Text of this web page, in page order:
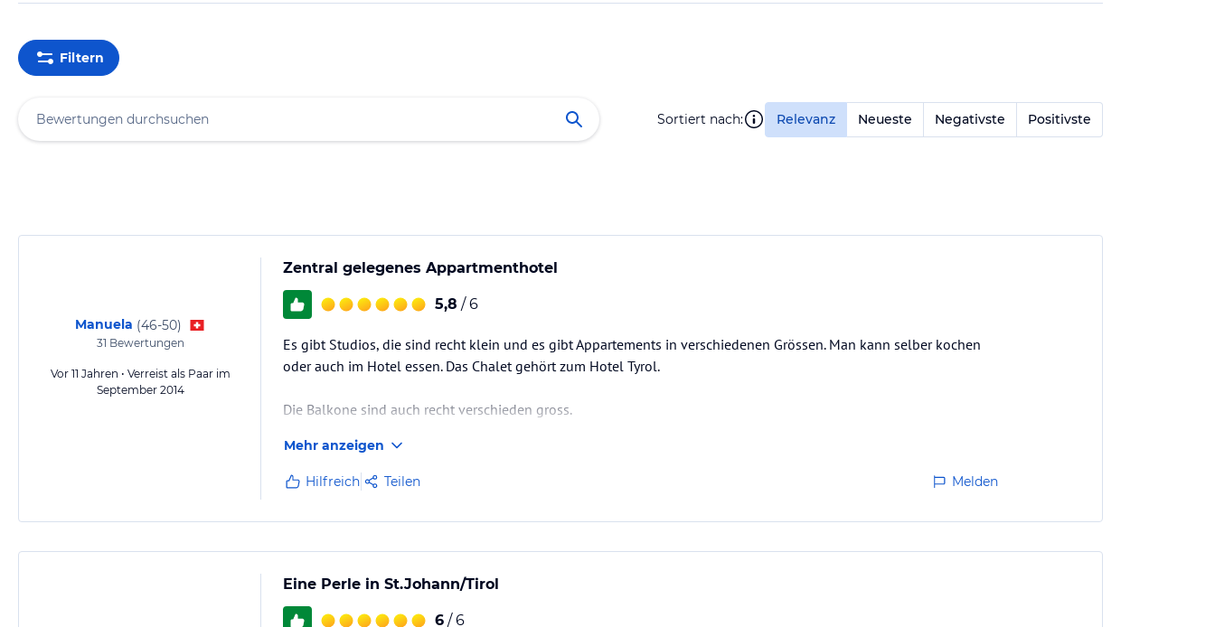
Filtern
Sortiert nach: Relevanz Neueste Negativste Positivste
Manuela (46-50)
31 Bewertungen
Vor 11 Jahren • Verreist als Paar im
September 2014
Zentral gelegenes Appartmenthotel
5,8 / 6
Es gibt Studios, die sind recht klein und es gibt Appartements in verschiedenen Grössen. Man kann selber kochen
oder auch im Hotel essen. Das Chalet gehört zum Hotel Tyrol.
Die Balkone sind auch recht verschieden gross.
In der 1. Nacht hatten wir das Studio. Es ist sehr klein. Der Balkon kaum brauchbar. Für eine Person, die da nur
schläft ist es sonst o.k.
Mehr anzeigen
Hilfreich Teilen Melden
Eine Perle in St.Johann/Tirol
6 / 6